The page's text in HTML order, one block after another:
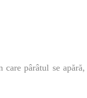
pârâtul se